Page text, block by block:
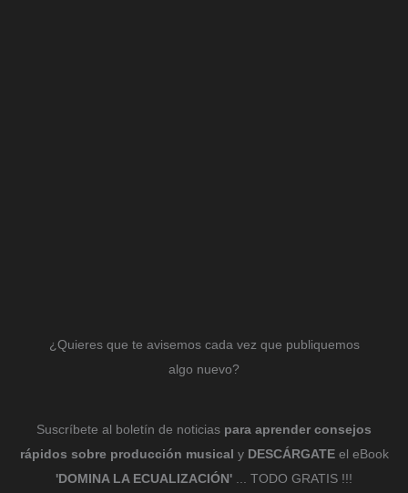
¿Quieres que te avisemos cada vez que publiquemos
algo nuevo?
Suscríbete al boletín de noticias para aprender consejos
rápidos sobre producción musical y DESCÁRGATEel eBook
'DOMINA LA ECUALIZACIÓN' ... TODO GRATIS !!!